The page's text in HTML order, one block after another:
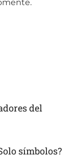
del
símbolos?